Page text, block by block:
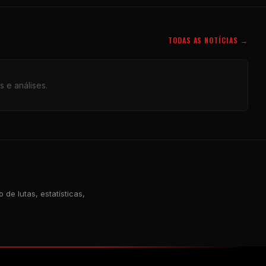
TODAS AS NOTÍCIAS →
e análises.
de lutas, estatísticas,